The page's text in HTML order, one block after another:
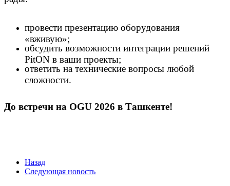
провести презентацию оборудования
«вживую»;
обсудить возможности интеграции решений
PitON в ваши проекты;
ответить на технические вопросы любой
сложности.
До встречи на OGU 2026 в Ташкенте!
Назад
Следующая новость